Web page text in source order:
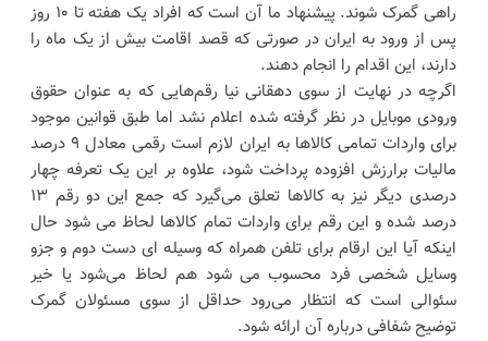
راهی گمرک شوند. پیشنهاد ما آن است که افراد یک هفته تا ۱۰ روز
پس از ورود به ایران در صورتی که قصد اقامت بیش از یک ماه را
دارند، این اقدام را انجام دهند.
اگرچه در نهایت از سوی دهقانی نیا رقم‌هایی که به عنوان حقوق
ورودی موبایل در نظر گرفته شده اعلام نشد اما طبق قوانین موجود
برای واردات تمامی کالاها به ایران لازم است رقمی معادل ۹ درصد
مالیات برارزش افزوده پرداخت شود، علاوه بر این یک تعرفه چهار
درصدی دیگر نیز به کالاها تعلق می‌گیرد که جمع این دو رقم ۱۳
درصد شده و این رقم برای واردات تمام کالاها لحاظ می شود حال
اینکه آیا این ارقام برای تلفن همراه که وسیله ای دست دوم و جزو
وسایل شخصی فرد محسوب می شود هم لحاظ می‌شود یا خیر
سئوالی است که انتظار می‌رود حداقل از سوی مسئولان گمرک
توضیح شفافی درباره آن ارائه شود.